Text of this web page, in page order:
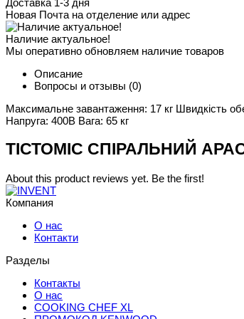
Доставка 1-3 дня
Новая Почта на отделение или адрес
Наличие актуальное!
Мы оперативно обновляем наличие товаров
Описание
Вопросы и отзывы (0)
Максимальне завантаження: 17 кг Швидкість
Напруга: 400В Вага: 65 кг
ТІСТОМІС СПІРАЛЬНИЙ
About this product reviews yet. Be the first!
Компания
О нас
Контакти
Разделы
Контакты
О нас
COOKING CHEF XL